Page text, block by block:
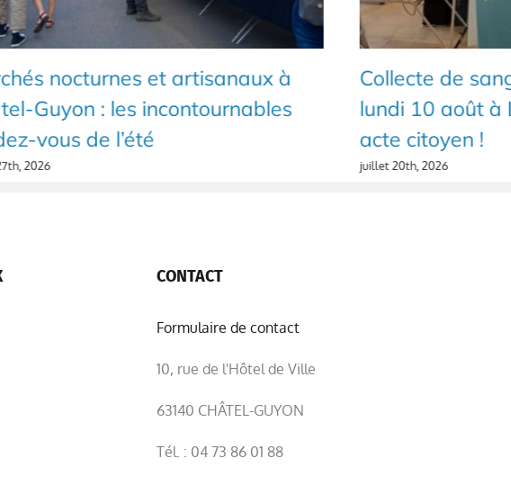
nocturnes et artisanaux à
Guyon : les incontournables
vous de l’été
2026
Collecte de
lundi 10 août à
acte citoyen !
juillet 20th, 2026
CONTACT
Formulaire de contact
10, rue de l'Hôtel de Ville
63140 CHÂTEL-GUYON
Tél. : 04 73 86 01 88